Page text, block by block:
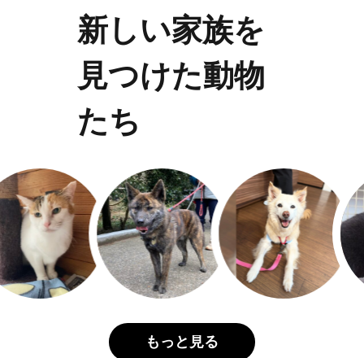
新しい家族を
見つけた動物
たち
もっと見る